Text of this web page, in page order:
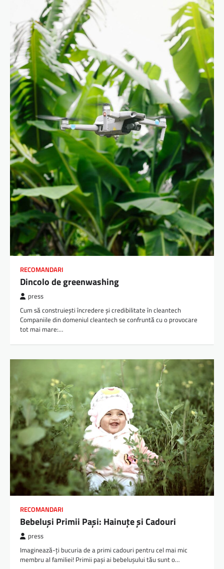
RECOMANDARI
Dincolo de greenwashing
press
Cum să construiești încredere și credibilitate în cleantech
Companiile din domeniul cleantech se confruntă cu o provocare
tot mai mare:…
RECOMANDARI
Bebeluși Primii Pași: Hainuțe și Cadouri
press
Imaginează-ți bucuria de a primi cadouri pentru cel mai mic
membru al familiei! Primii pași ai bebelușului tău sunt o…